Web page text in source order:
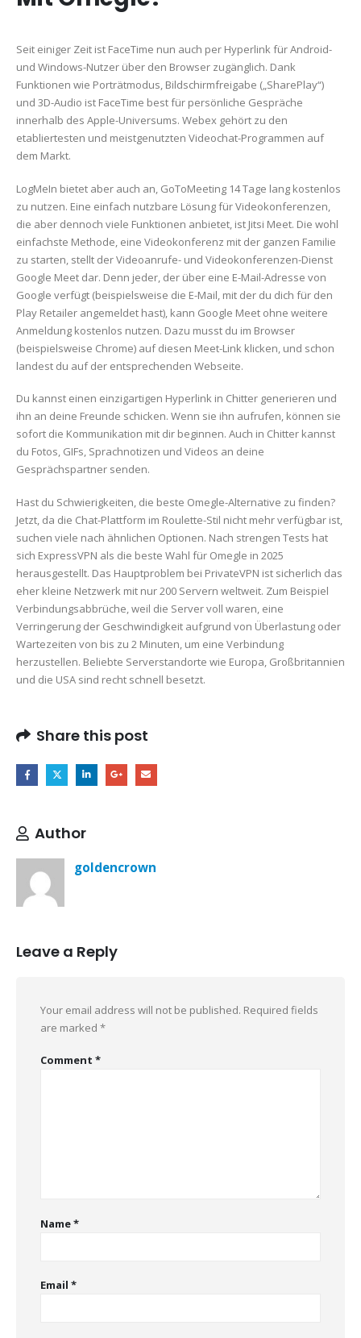
Seit einiger Zeit ist FaceTime nun auch per Hyperlink für Android-
und Windows-Nutzer über den Browser zugänglich. Dank
Funktionen wie Porträtmodus, Bildschirmfreigabe („SharePlay“)
und 3D-Audio ist FaceTime best für persönliche Gespräche
innerhalb des Apple-Universums. Webex gehört zu den
etabliertesten und meistgenutzten Videochat-Programmen auf
dem Markt.
LogMeIn bietet aber auch an, GoToMeeting 14 Tage lang kostenlos
zu nutzen. Eine einfach nutzbare Lösung für Videokonferenzen,
die aber dennoch viele Funktionen anbietet, ist Jitsi Meet. Die wohl
einfachste Methode, eine Videokonferenz mit der ganzen Familie
zu starten, stellt der Videoanrufe- und Videokonferenzen-Dienst
Google Meet dar. Denn jeder, der über eine E-Mail-Adresse von
Google verfügt (beispielsweise die E-Mail, mit der du dich für den
Play Retailer angemeldet hast), kann Google Meet ohne weitere
Anmeldung kostenlos nutzen. Dazu musst du im Browser
(beispielsweise Chrome) auf diesen Meet-Link klicken, und schon
landest du auf der entsprechenden Webseite.
Du kannst einen einzigartigen Hyperlink in Chitter generieren und
ihn an deine Freunde schicken. Wenn sie ihn aufrufen, können sie
sofort die Kommunikation mit dir beginnen. Auch in Chitter kannst
du Fotos, GIFs, Sprachnotizen und Videos an deine
Gesprächspartner senden.
Hast du Schwierigkeiten, die beste Omegle-Alternative zu finden?
Jetzt, da die Chat-Plattform im Roulette-Stil nicht mehr verfügbar ist,
suchen viele nach ähnlichen Optionen. Nach strengen Tests hat
sich ExpressVPN als die beste Wahl für Omegle in 2025
herausgestellt. Das Hauptproblem bei PrivateVPN ist sicherlich das
eher kleine Netzwerk mit nur 200 Servern weltweit. Zum Beispiel
Verbindungsabbrüche, weil die Server voll waren, eine
Verringerung der Geschwindigkeit aufgrund von Überlastung oder
Wartezeiten von bis zu 2 Minuten, um eine Verbindung
herzustellen. Beliebte Serverstandorte wie Europa, Großbritannien
und die USA sind recht schnell besetzt.
Share this post
Author
goldencrown
Leave a Reply
Your email address will not be published. Required fields
are marked *
Comment *
Name*
Email *